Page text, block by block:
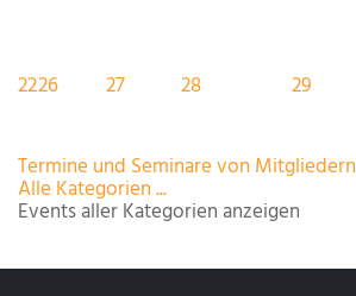
2226 27 28 29
Termine und Seminare von Mitgliedern
Alle Kategorien ...
Events aller Kategorien anzeigen